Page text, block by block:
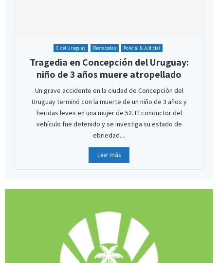
C. del Uruguay Destacadas Policial & Judicial
Tragedia en Concepción del Uruguay:
niño de 3 años muere atropellado
Un grave accidente en la ciudad de Concepción del
Uruguay terminó con la muerte de un niño de 3 años y
heridas leves en una mujer de 52. El conductor del
vehículo fue detenido y se investiga su estado de
ebriedad....
Leer más